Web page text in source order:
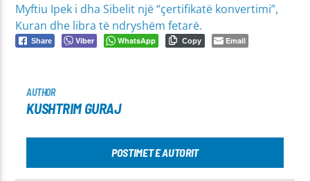
Myftiu Ipek i dha Sibelit një “çertifikatë konvertimi”,
Kuran dhe libra të ndryshëm fetarë.
Share Viber WhatsApp Copy Email
AUTHOR
KUSHTRIM GURAJ
POSTIMET E AUTORIT